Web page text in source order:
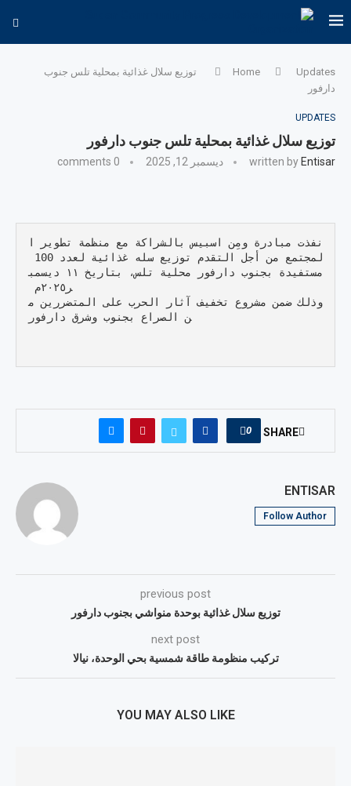
Home Updates
توزيع سلال غذائية بمحلية تلس جنوب
دارفور
UPDATES
توزيع سلال غذائية بمحلية تلس جنوب دارفور
written by Entisar ديسمبر 12, 2025 0 comments
نفذت مبادرة ومِن اسبيس بالشراكة مع منظمة تطوير ا
مستفيدة بجنوب دارفور محلية تلس، بتاريخ ١١ ديسمب
وذلك ضمن مشروع تخفيف آثار الحرب على المتضررين م
SHARE
0
ENTISAR
Follow Author
previous post
توزيع سلال غذائية بوحدة منواشي بجنوب دارفور
next post
تركيب منظومة طاقة شمسية بحي الوحدة، نيالا
YOU MAY ALSO LIKE